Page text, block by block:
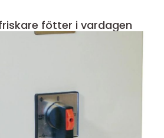
i boden friskare fötter i vardagen